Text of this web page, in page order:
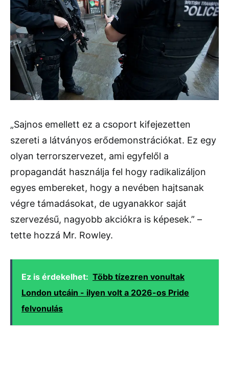
„Sajnos emellett ez a csoport kifejezetten
szereti a látványos erődemonstrációkat. Ez egy
olyan terrorszervezet, ami egyfelől a
propagandát használja fel hogy radikalizáljon
egyes embereket, hogy a nevében hajtsanak
végre támadásokat, de ugyanakkor saját
szervezésű, nagyobb akciókra is képesek.” –
tette hozzá Mr. Rowley.
Ez is érdekelhet: Több tízezren vonultak
London utcáin - ilyen volt a 2026-os Pride
felvonulás